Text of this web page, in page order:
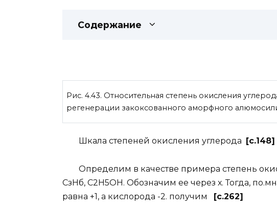
Содержание
Рис. 4.43. Относительная степень окисления
регенерации закоксованного аморфного
Шкала степеней окисления углерода [c.148]
Определим в качестве примера степень
СзНб, С2Н5ОН. Обозначим ее через х. Тогда,
равна +1, а кислорода -2. получим [c.262]